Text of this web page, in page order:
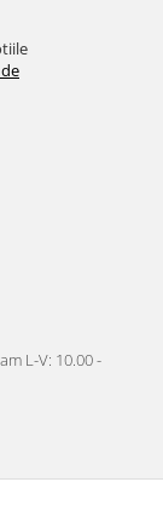
L-V: 10.00 -